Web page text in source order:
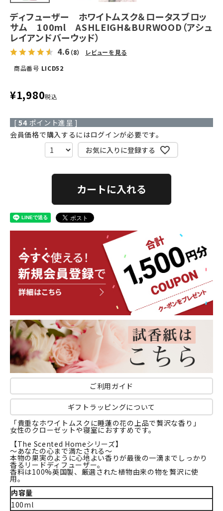
ディフューザー ホワイトムスク＆ロータスブロッ
サム 100ml ASHLEIGH&BURWOOD（アシュ
レイアンドバーウッド）
4.6 （8）
レビューを見る
商品番号 LICD52
¥1,980税込
[ 54 ポイント進呈 ]
会員価格で購入するにはログインが必要です。
お気に入りに登録する
カートに入れる
ご利用ガイド
ギフトラッピングについて
「貴重なホワイトムスクに睡蓮の花の上品で贅沢な香り」
女性のクローゼットや寝室におすすめです。
【The Scented Homeシリーズ】
～あなたの心まで満たされる～
本物の果実のように心地よい香りが最後の一滴までしっかり
香るリードディフューザー。
香料は100%英国製、厳選された植物由来の物を贅沢に使
用。
内容量
100ml